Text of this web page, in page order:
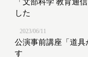
「文部科学 教育通
した
2023/06/11
公演事前講座「道具
す